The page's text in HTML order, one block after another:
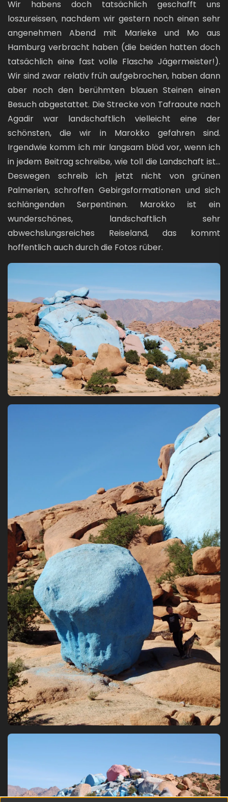
Wir habens doch tatsächlich geschafft uns
loszureissen, nachdem wir gestern noch einen sehr
angenehmen Abend mit Marieke und Mo aus
Hamburg verbracht haben (die beiden hatten doch
tatsächlich eine fast volle Flasche Jägermeister!).
Wir sind zwar relativ früh aufgebrochen, haben dann
aber noch den berühmten blauen Steinen einen
Besuch abgestattet. Die Strecke von Tafraoute nach
Agadir war landschaftlich vielleicht eine der
schönsten, die wir in Marokko gefahren sind.
Irgendwie komm ich mir langsam blöd vor, wenn ich
in jedem Beitrag schreibe, wie toll die Landschaft ist...
Deswegen schreib ich jetzt nicht von grünen
Palmerien, schroffen Gebirgsformationen und sich
schlängenden Serpentinen. Marokko ist ein
wunderschönes, landschaftlich sehr
abwechslungsreiches Reiseland, das kommt
hoffentlich auch durch die Fotos rüber.
Bild
Bild
Bild